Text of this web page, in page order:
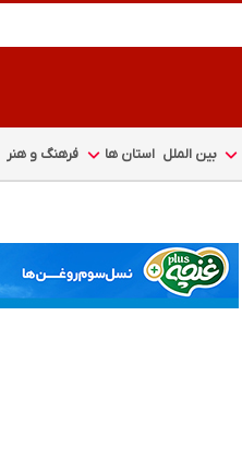
بین الملل استان ها فرهنگ و هنر